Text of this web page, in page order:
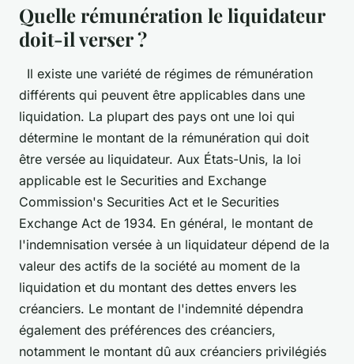
Quelle rémunération le liquidateur
doit-il verser ?
Il existe une variété de régimes de rémunération
différents qui peuvent être applicables dans une
liquidation. La plupart des pays ont une loi qui
détermine le montant de la rémunération qui doit
être versée au liquidateur. Aux États-Unis, la loi
applicable est le Securities and Exchange
Commission's Securities Act et le Securities
Exchange Act de 1934. En général, le montant de
l'indemnisation versée à un liquidateur dépend de la
valeur des actifs de la société au moment de la
liquidation et du montant des dettes envers les
créanciers. Le montant de l'indemnité dépendra
également des préférences des créanciers,
notamment le montant dû aux créanciers privilégiés